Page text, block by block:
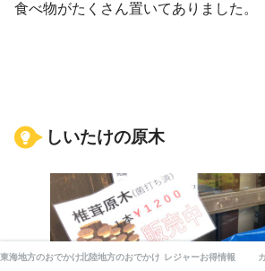
食べ物がたくさん置いてありました。
しいたけの原木
東海地方のおでかけ北陸地方のおでかけ レジャーお得情報